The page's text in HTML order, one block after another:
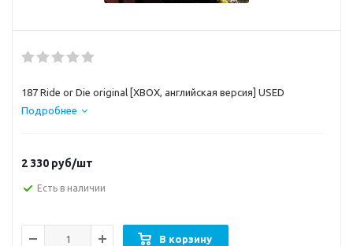
187 Ride or Die original [XBOX, английская версия] USED
Подробнее
2 330 руб/шт
Есть в наличии
В корзину